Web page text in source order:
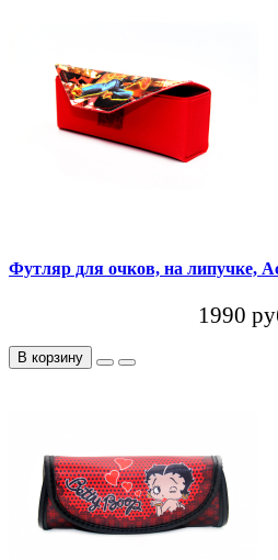
Футляр для очков, на липучке,
1990
В корзину